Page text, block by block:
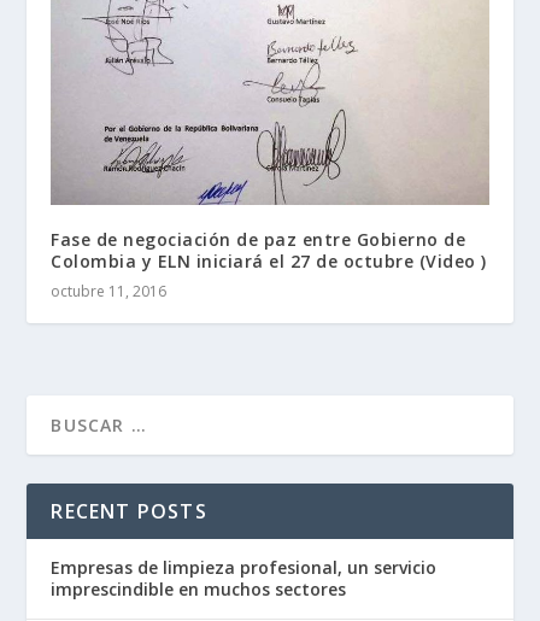
Fase de negociación de paz entre Gobierno de
Colombia y ELN iniciará el 27 de octubre (Video )
octubre 11, 2016
RECENT POSTS
Empresas de limpieza profesional, un servicio
imprescindible en muchos sectores